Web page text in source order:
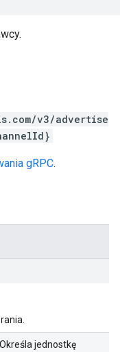
v3/advertise
gRPC.
jednostkę